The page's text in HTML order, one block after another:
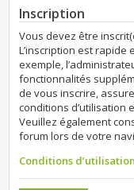
Inscription
Vous devez être
L’inscription est
exemple,
fonctionnalités
de vous inscrire,
conditions d’utilisation
Veuillez également
forum lors de votre
Conditions d’utilisation